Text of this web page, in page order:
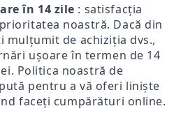
în 14 zile : satisfacția
noastră. Dacă din
mulțumit de achiziția dvs.,
ușoare în termen de 14
Politica noastră de
pentru a vă oferi liniște
faceți cumpărături online.